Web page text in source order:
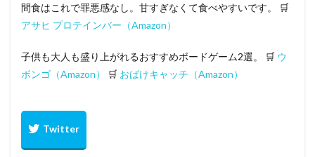
間食はこれで罪悪感なし。甘すぎなくて食べやすいです。 🛒
アサヒ プロテインバー（Amazon）
子供も大人も盛り上がれるおすすめボードゲーム2選。 🛒 ウ
ボンゴ（Amazon）
🛒 おばけキャッチ（Amazon）